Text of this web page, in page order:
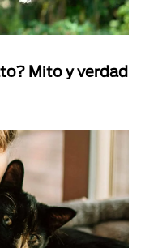
Mito y verdad